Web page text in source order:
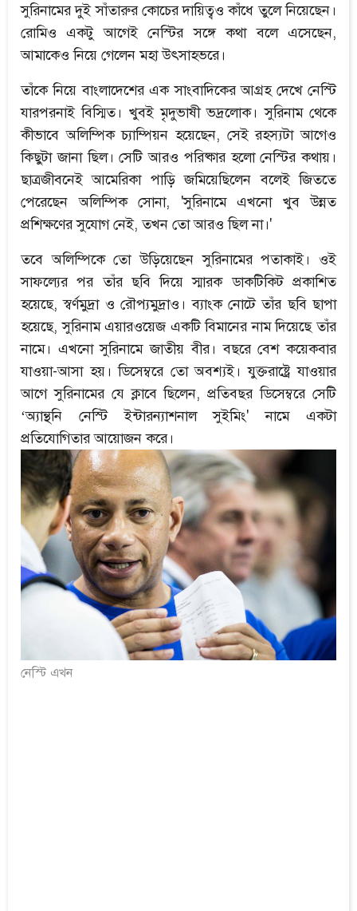
সুরিনামের দুই সাঁতারুর কোচের দায়িত্বও কাঁধে তুলে নিয়েছেন।
রোমিও একটু আগেই নেস্টির সঙ্গে কথা বলে এসেছেন,
আমাকেও নিয়ে গেলেন মহা উৎসাহভরে।
তাঁকে নিয়ে বাংলাদেশের এক সাংবাদিকের আগ্রহ দেখে নেস্টি
যারপরনাই বিস্মিত। খুবই মৃদুভাষী ভদ্রলোক। সুরিনাম থেকে
কীভাবে অলিম্পিক চ্যাম্পিয়ন হয়েছেন, সেই রহস্যটা আগেও
কিছুটা জানা ছিল। সেটি আরও পরিষ্কার হলো নেস্টির কথায়।
ছাত্রজীবনেই আমেরিকা পাড়ি জমিয়েছিলেন বলেই জিততে
পেরেছেন অলিম্পিক সোনা, 'সুরিনামে এখনো খুব উন্নত
প্রশিক্ষণের সুযোগ নেই, তখন তো আরও ছিল না।'
তবে অলিম্পিকে তো উড়িয়েছেন সুরিনামের পতাকাই। ওই
সাফল্যের পর তাঁর ছবি দিয়ে স্মারক ডাকটিকিট প্রকাশিত
হয়েছে, স্বর্ণমুদ্রা ও রৌপ্যমুদ্রাও। ব্যাংক নোটে তাঁর ছবি ছাপা
হয়েছে, সুরিনাম এয়ারওয়েজ একটি বিমানের নাম দিয়েছে তাঁর
নামে। এখনো সুরিনামে জাতীয় বীর। বছরে বেশ কয়েকবার
যাওয়া-আসা হয়। ডিসেম্বরে তো অবশ্যই। যুক্তরাষ্ট্রে যাওয়ার
আগে সুরিনামের যে ক্লাবে ছিলেন, প্রতিবছর ডিসেম্বরে সেটি
‘অ্যান্থনি নেস্টি ইন্টারন্যাশনাল সুইমিং' নামে একটা
প্রতিযোগিতার আয়োজন করে।
নেস্টি এখন